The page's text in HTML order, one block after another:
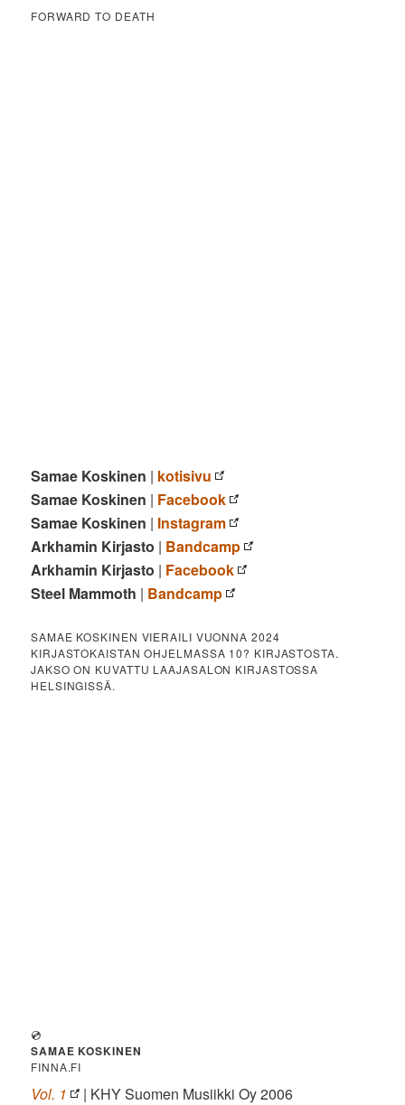
FORWARD TO DEATH
Samae Koskinen | kotisivu
Samae Koskinen | Facebook
Samae Koskinen | Instagram
Arkhamin Kirjasto | Bandcamp
Arkhamin Kirjasto | Facebook
Steel Mammoth | Bandcamp
SAMAE KOSKINEN VIERAILI VUONNA 2024
KIRJASTOKAISTAN OHJELMASSA 10? KIRJASTOSTA.
JAKSO ON KUVATTU LAAJASALON KIRJASTOSSA
HELSINGISSÄ.
💿
SAMAE KOSKINEN
FINNA.FI
Vol. 1
| KHY Suomen Musiikki Oy 2006